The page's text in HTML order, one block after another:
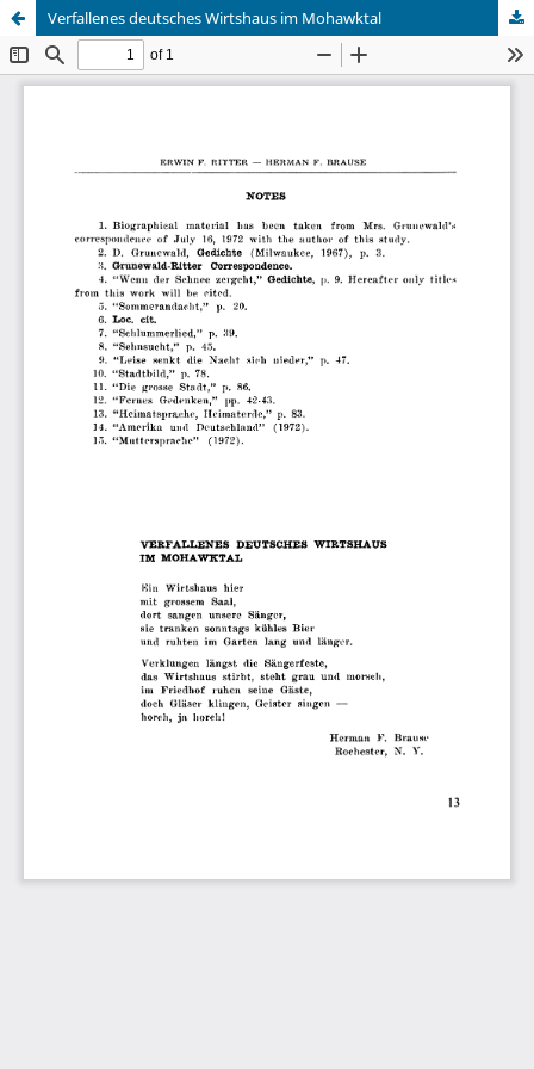
Verfallenes deutsches Wirtshaus im Mohawktal